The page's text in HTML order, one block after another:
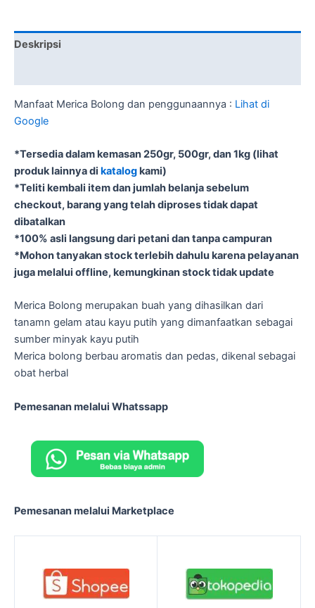
Deskripsi
Manfaat Merica Bolong dan penggunaannya : Lihat di
Google
*Tersedia dalam kemasan 250gr, 500gr, dan 1kg (lihat
produk lainnya di katalogkami)
*Teliti kembali item dan jumlah belanja sebelum
checkout, barang yang telah diproses tidak dapat
dibatalkan
*100% asli langsung dari petani dan tanpa campuran
*Mohon tanyakan stock terlebih dahulu karena pelayanan
juga melalui offline, kemungkinan stock tidak update
Merica Bolong merupakan buah yang dihasilkan dari
tanamn gelam atau kayu putih yang dimanfaatkan sebagai
sumber minyak kayu putih
Merica bolong berbau aromatis dan pedas, dikenal sebagai
obat herbal
Pemesanan melalui Whatssapp
Pemesanan melalui Marketplace